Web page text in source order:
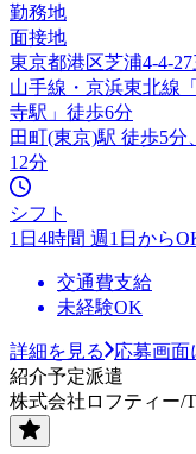
勤務地
面接地
東京都港区芝浦4-4-
山手線・京浜東北線
寺駅」徒歩6分
田町(東京)駅 徒歩5
12分
シフト
1日4時間 週1日から
交通費支給
未経験OK
詳細を見る
応募画面
紹介予定派遣
株式会社ロフティー/